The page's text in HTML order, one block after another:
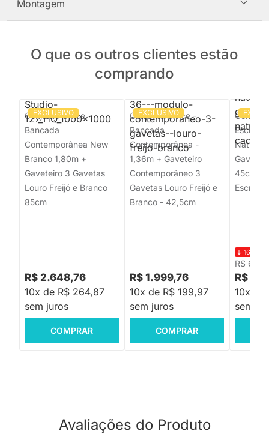
Montagem
O que os outros clientes estão
comprando
EXCLUSIVO
Conjunto Office -
Bancada
Contemporânea New
Branco 1,80m +
Gaveteiro 3 Gavetas
Louro Freijó e Branco
85cm
R$ 2.648,76
10x de R$ 264,87
sem juros
COMPRAR
EXCLUSIVO
Conjunto Office -
Bancada
Contemporânea -
1,36m + Gaveteiro
Contemporâneo 3
Gavetas Louro Freijó e
Branco - 42,5cm
R$ 1.999,76
10x de R$ 199,97
sem juros
COMPRAR
Natural
45cm +
R$
-16%
R$
10x de
sem
Avaliações do Produto